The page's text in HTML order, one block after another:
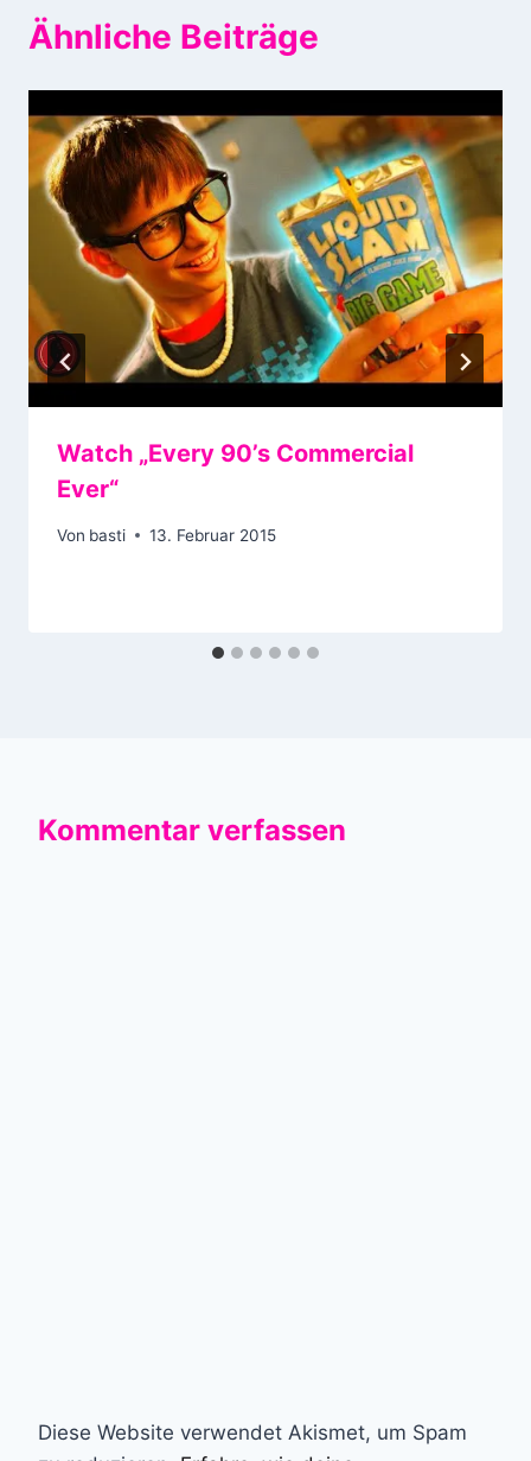
Ähnliche Beiträge
Watch „Every 90’s Commercial
Ever“
Von basti 13. Februar 2015
Kommentar verfassen
Diese Website verwendet Akismet, um Spam